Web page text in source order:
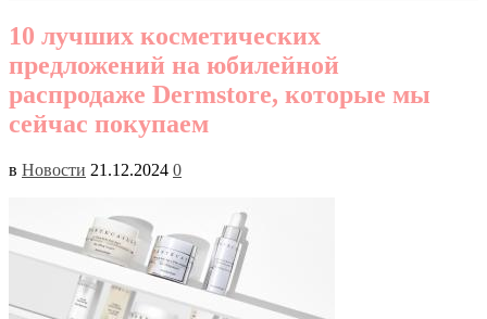
10 лучших косметических
предложений на юбилейной
распродаже Dermstore, которые мы
сейчас покупаем
в Новости 21.12.2024 0